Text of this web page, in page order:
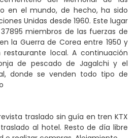
en el mundo, de hecho, ha sido
Unidas desde 1960. Este lugar
miembros de las fuerzas de
la Guerra de Corea entre 1950 y
restaurante local. A continuación
de pescado de Jagalchi y el
donde se venden todo tipo de
traslado sin guía en tren KTX
al hotel. Resto de día libre